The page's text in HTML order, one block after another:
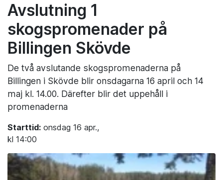
Avslutning 1
skogspromenader på
Billingen Skövde
De två avslutande skogspromenaderna på
Billingen i Skövde blir onsdagarna 16 april och 14
maj kl. 14.00. Därefter blir det uppehåll i
promenaderna
Starttid: onsdag 16 apr.,
kl 14:00